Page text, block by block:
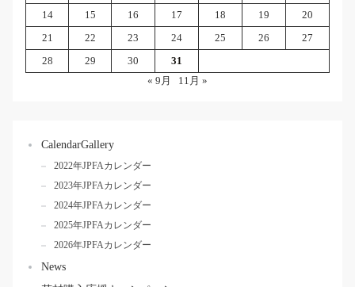
14
15 16 17 18 19
20
21
22 23 24 25 26
27
28
29 30
31
« 9月
11月 »
CalendarGallery
2022年JPFAカレンダー
2023年JPFAカレンダー
2024年JPFAカレンダー
2025年JPFAカレンダー
2026年JPFAカレンダー
News